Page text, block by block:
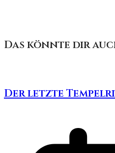
Das könnte dir
Der letzte